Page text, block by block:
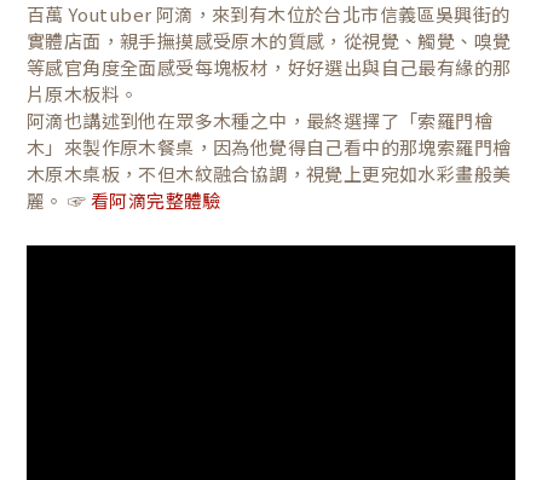
百萬 Youtuber 阿滴，來到有木位於台北市信義區吳興街的
實體店面，親手撫摸感受原木的質感，從視覺、觸覺、嗅覺
等感官角度全面感受每塊板材，好好選出與自己最有緣的那
片原木板料。
阿滴也講述到他在眾多木種之中，最終選擇了「索羅門檜
木」來製作原木餐桌，因為他覺得自己看中的那塊索羅門檜
木原木桌板，不但木紋融合協調，視覺上更宛如水彩畫般美
麗。 ☞ 看阿滴完整體驗